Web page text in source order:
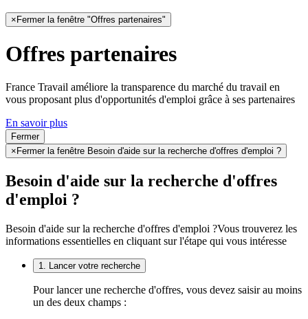
×Fermer la fenêtre "Offres partenaires"
Offres partenaires
France Travail améliore la transparence du marché du travail en
vous proposant plus d'opportunités d'emploi grâce à ses partenaires
En savoir plus
Fermer
× Fermer la fenêtre Besoin d'aide sur la recherche d'offres d'emploi ?
Besoin d'aide sur la recherche d'offres
d'emploi ?
Besoin d'aide sur la recherche d'offres d'emploi ?Vous trouverez les
informations essentielles en cliquant sur l'étape qui vous intéresse
1. Lancer votre recherche
Pour lancer une recherche d'offres, vous devez saisir au moins
un des deux champs :